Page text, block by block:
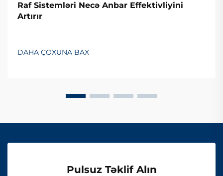
Raf Sistemləri Necə Anbar Effektivliyini
Artırır
DAHA ÇOXUNA BAX
Pulsuz Təklif Alın